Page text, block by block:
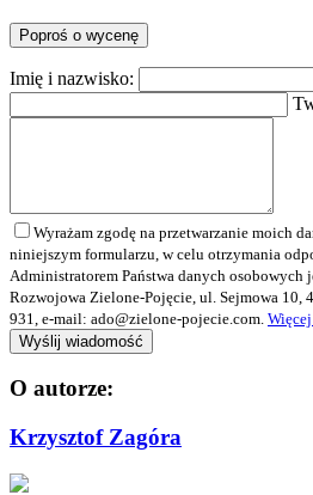
Poproś o wycenę
Imię i nazwisko:
Wyrażam zgodę na przetwarzanie moich
niniejszym formularzu, w celu otrzymania
Administratorem Państwa danych osobowych
Rozwojowa Zielone-Pojęcie, ul. Sejmowa 10,
931, e-mail: ado@zielone-pojecie.com.
O autorze:
Krzysztof Zagóra